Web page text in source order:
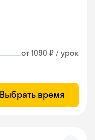
от 1090 ₽ / урок
Выбрать время